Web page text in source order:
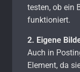
testen, ob ein
funktioniert.
2. Eigene
Auch in
Element, da